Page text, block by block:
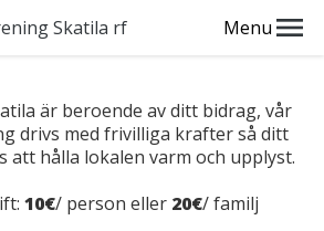
Skatila rf Menu
är beroende av ditt bidrag, vår
drivs med frivilliga krafter så ditt
att hålla lokalen varm och upplyst.
10€/ person eller 20€/ familj